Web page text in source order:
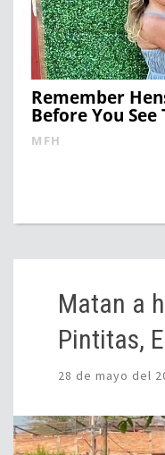
Remember
Before You
MFH
Matan a
Pintitas,
28 de mayo del